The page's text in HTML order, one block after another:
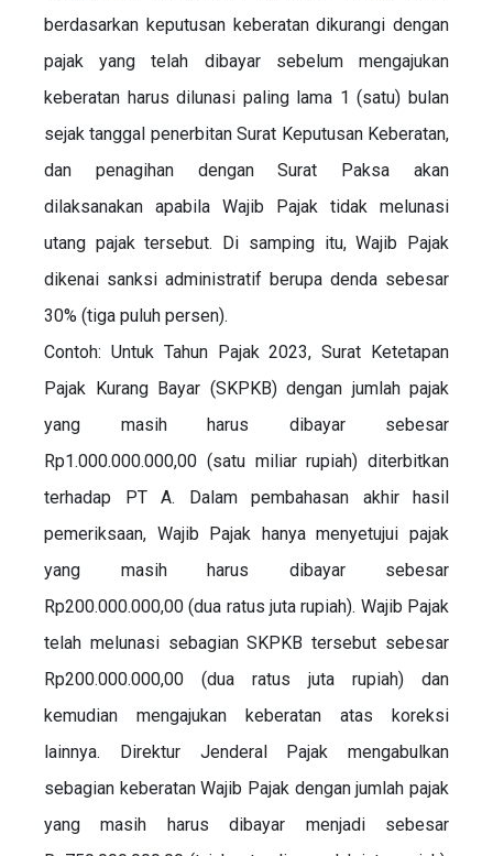
berdasarkan keputusan keberatan dikurangi dengan
pajak yang telah dibayar sebelum mengajukan
keberatan harus dilunasi paling lama 1 (satu) bulan
sejak tanggal penerbitan Surat Keputusan Keberatan,
dan penagihan dengan Surat Paksa akan
dilaksanakan apabila Wajib Pajak tidak melunasi
utang pajak tersebut. Di samping itu, Wajib Pajak
dikenai sanksi administratif berupa denda sebesar
30% (tiga puluh persen).
Contoh: Untuk Tahun Pajak 2023, Surat Ketetapan
Pajak Kurang Bayar (SKPKB) dengan jumlah pajak
yang masih harus dibayar sebesar
Rp1.000.000.000,00 (satu miliar rupiah) diterbitkan
terhadap PT A. Dalam pembahasan akhir hasil
pemeriksaan, Wajib Pajak hanya menyetujui pajak
yang masih harus dibayar sebesar
Rp200.000.000,00 (dua ratus juta rupiah). Wajib Pajak
telah melunasi sebagian SKPKB tersebut sebesar
Rp200.000.000,00 (dua ratus juta rupiah) dan
kemudian mengajukan keberatan atas koreksi
lainnya. Direktur Jenderal Pajak mengabulkan
sebagian keberatan Wajib Pajak dengan jumlah pajak
yang masih harus dibayar menjadi sebesar